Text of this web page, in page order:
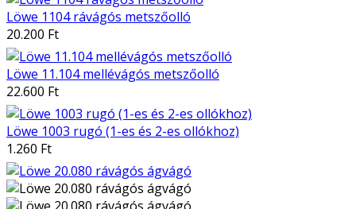
Löwe 1104 rávágós metszőolló
20.200 Ft
Löwe 11.104 mellévágós metszőolló
22.600 Ft
Löwe 1003 rugó (1-es és 2-es ollókhoz)
1.260 Ft